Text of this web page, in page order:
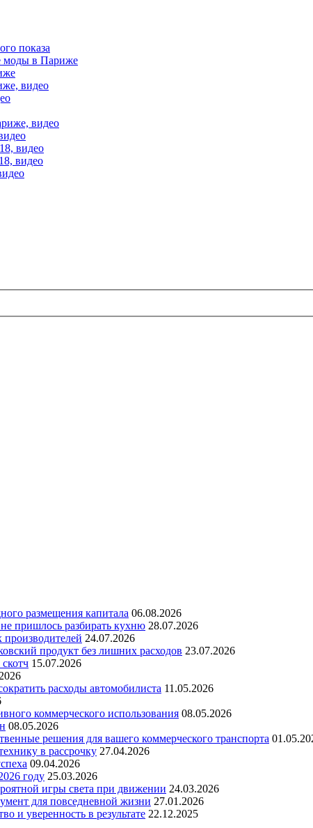
показа
моды в Париже
видео
видео
видео
видео
размещения капитала 06.08.2026
пришлось разбирать кухню 28.07.2026
24.07.2026
продукт без лишних расходов 23.07.2026
15.07.2026
расходы автомобилиста 11.05.2026
коммерческого использования 08.05.2026
08.05.2026
решения для вашего коммерческого транспорта
в рассрочку 27.04.2026
09.04.2026
году 25.03.2026
игры света при движении 24.03.2026
для повседневной жизни 27.01.2026
и уверенность в результате 22.12.2025